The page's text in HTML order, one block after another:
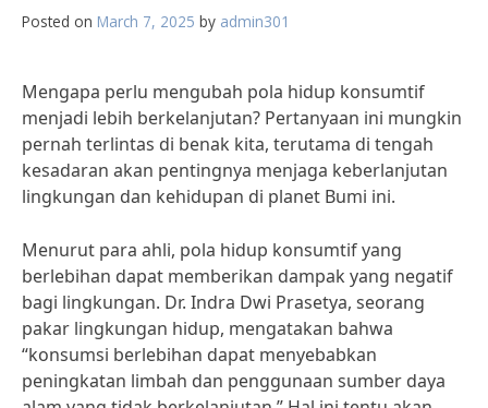
Posted on March 7, 2025 by admin301
Mengapa perlu mengubah pola hidup konsumtif
menjadi lebih berkelanjutan? Pertanyaan ini mungkin
pernah terlintas di benak kita, terutama di tengah
kesadaran akan pentingnya menjaga keberlanjutan
lingkungan dan kehidupan di planet Bumi ini.
Menurut para ahli, pola hidup konsumtif yang
berlebihan dapat memberikan dampak yang negatif
bagi lingkungan. Dr. Indra Dwi Prasetya, seorang
pakar lingkungan hidup, mengatakan bahwa
“konsumsi berlebihan dapat menyebabkan
peningkatan limbah dan penggunaan sumber daya